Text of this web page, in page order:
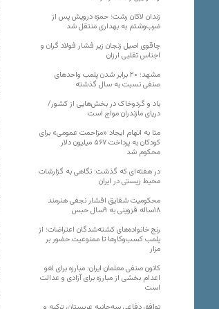
زندان لاکان رشت؛ حمزه درویش پس از
ضرب‌وشتم به بهداری منتقل شد
چاقوی اصیل زنجان زیر فشار فولاد گران و
اجناس تقلبی ارزان
مشهد؛ ۲۰ برابر شدن پلمب واحدهای
صنفی نسبت به سال گذشته
باد و گردوخاک در بخش‌هایی از کشور/
دریای مازندران مواج است
متا به اتهام ایجاد «مزاحمت عمومی» برای
کودکان به پرداخت ۵۶۷ میلیون دلار
محکوم شد
در هفته‌ای که گذشت؛ نگاهی به گزارشات
محیط زیستی در ایران
محکومیت شقایق افشار نجفی هنرمند
۱۸ساله قزوینی به ۹سال حبس
رنج خانواده‌های کشته‌شدگان اعتراضات؛ از
پلمب کسب‌وکارها تا ممنوعیت حضور بر
مزار
کانون صنفی معلمان ایران: مبارزه برای لغو
اعدام بخشی از مبارزه برای آزادی و عدالت
است